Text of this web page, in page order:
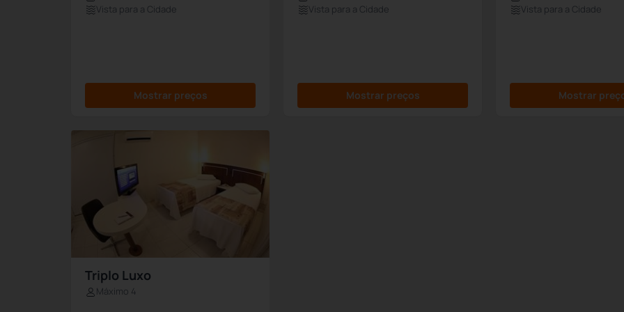
Vista para a Cidade
Mostrar preços
Vista para a Cidade
Mostrar preços
Vista para a Cidade
Mostrar
Triplo Luxo
Máximo 4